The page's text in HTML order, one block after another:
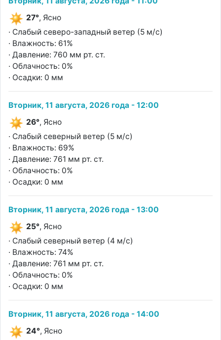
27°, Ясно
· Слабый северо-западный ветер (5 м/с)
· Влажность: 61%
· Давление: 760 мм рт. ст.
· Облачность: 0%
· Осадки: 0 мм
Вторник, 11 августа, 2026 года - 12:00
26°, Ясно
· Слабый северный ветер (5 м/с)
· Влажность: 69%
· Давление: 761 мм рт. ст.
· Облачность: 0%
· Осадки: 0 мм
Вторник, 11 августа, 2026 года - 13:00
25°, Ясно
· Слабый северный ветер (4 м/с)
· Влажность: 74%
· Давление: 761 мм рт. ст.
· Облачность: 0%
· Осадки: 0 мм
Вторник, 11 августа, 2026 года - 14:00
24°, Ясно